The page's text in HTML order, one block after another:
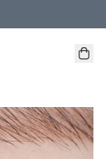
或以上8 折
件或以上85 折；買8件
減HKD 32.00；買6
件或以上85 折；買12
方式 )